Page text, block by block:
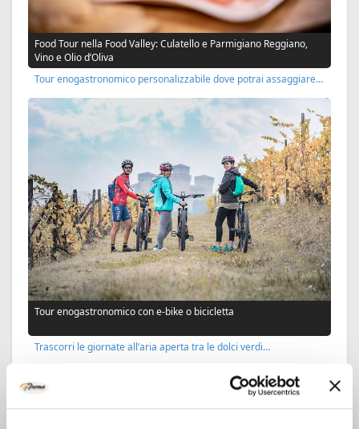
Food Tour nella Food Valley: Culatello e Parmigiano Reggiano,
Vino e Olio d’Oliva
Tour enogastronomico personalizzabile dove potrai assaggiare…
Tour enogastronomico con e-bike o bicicletta
Trascorri le giornate all’aria aperta tra le dolci verdi…